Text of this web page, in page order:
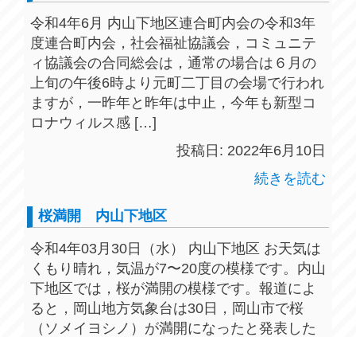
令和4年6月 内山下地区連合町内会の令和3年
度連合町内会，社会福祉協議会，コミュニテ
ィ協議会の合同総会は，通常の場合は６月の
上旬の午後6時より元町二丁目の会場で行われ
ますが，一昨年と昨年は中止，今年も新型コ
ロナウィルス感 […]
投稿日: 2022年6月10日
続きを読む
桜満開 内山下地区
令和4年03月30日（水） 内山下地区 お天気は
くもり晴れ，気温が7〜20度の模様です。内山
下地区では，桜が満開の模様です。報道によ
ると，岡山地方気象台は30日，岡山市で桜
（ソメイヨシノ）が満開になったと発表した